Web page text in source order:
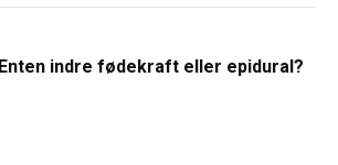
Enten indre fødekraft eller epidural?